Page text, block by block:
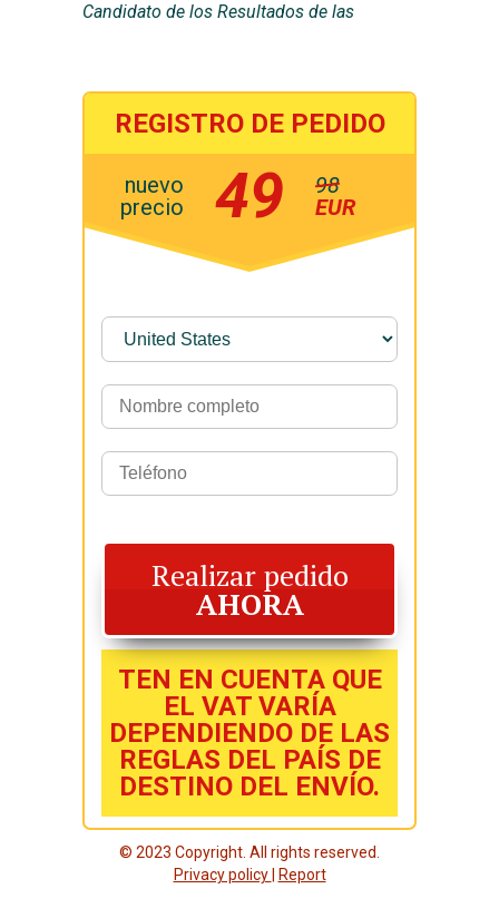
Candidato de los Resultados de las
REGISTRO DE PEDIDO
nuevo
precio
49
98
EUR
Realizar pedido
AHORA
TEN EN CUENTA QUE
EL VAT VARÍA
DEPENDIENDO DE LAS
REGLAS DEL PAÍS DE
DESTINO DEL ENVÍO.
© 2023 Copyright. All rights reserved.
Privacy policy
Report